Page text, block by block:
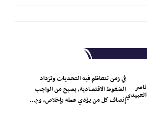
ناصر
العبيدي
في زمن تتعاظم فيه التحديات وتزداد
الضغوط الاقتصادية، يصبح من الواجب
إنصاف كل من يؤدي عمله بإخلاص، وم...